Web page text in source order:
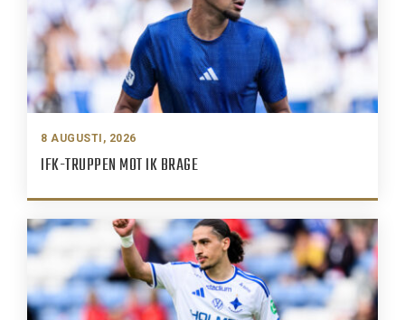
8 AUGUSTI, 2026
IFK-TRUPPEN MOT IK BRAGE